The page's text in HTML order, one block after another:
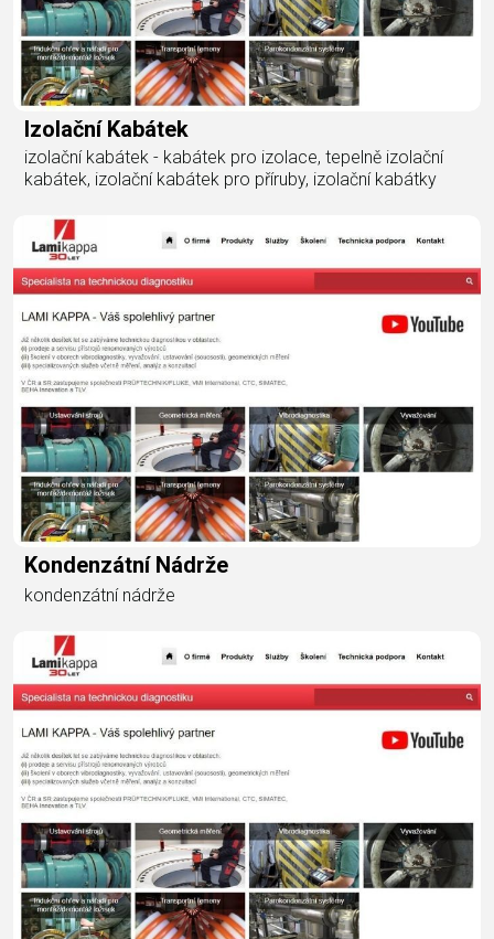
Izolační Kabátek
izolační kabátek - kabátek pro izolace, tepelně izolační
kabátek, izolační kabátek pro příruby, izolační kabátky
Kondenzátní Nádrže
kondenzátní nádrže